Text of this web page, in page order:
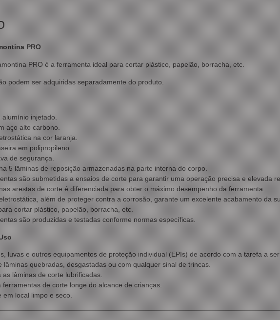
PRO
PRO é a ferramenta ideal para cortar plástico, papelão, borracha, etc.
podem ser adquiridas separadamente do produto.
alumínio injetado.
aço alto carbono.
na cor laranja.
em polipropileno.
de segurança.
5 lâminas de reposição armazenadas na parte interna do corpo.
são submetidas a ensaios de corte para garantir uma operação precisa e elevada
arestas de corte é diferenciada para obter o máximo desempenho da ferramenta.
além de proteger contra a corrosão, garante um excelente acabamento da
cortar plástico, papelão, borracha, etc.
são produzidas e testadas conforme normas específicas.
luvas e outros equipamentos de proteção individual (EPIs) de acordo com a tarefa a
lâminas quebradas, desgastadas ou com qualquer sinal de trincas.
as lâminas de corte lubrificadas.
ferramentas de corte longe do alcance de crianças.
em local limpo e seco.